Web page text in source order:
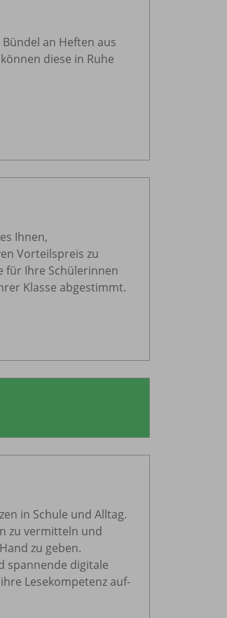
an Heften aus
diese in Ruhe
Ihnen,
Vorteilspreis zu
für Ihre Schülerinnen
Klasse abgestimmt.
in Schule und Alltag.
zu vermitteln und
zu geben.
spannende digitale
Lesekompetenz auf-